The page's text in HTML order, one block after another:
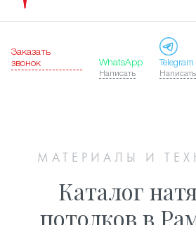
Заказать
звонок
WhatsApp
Написать
Telegram
Написать
МАТЕРИАЛЫ И
Каталог
потолков в